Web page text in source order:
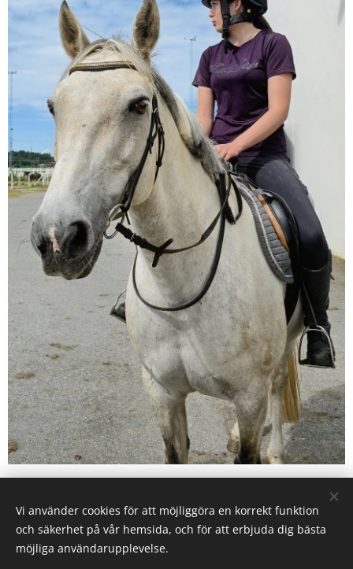
Karby Ridanläggning drivs av Ryttarcenter i Täby AB på
uppdrag avTäby Kommun.
Täby Ryttarcenter & Täby Ryttarsällskap
Vi använder cookies för att möjliggöra en korrekt funktion
och säkerhet på vår hemsida, och för att erbjuda dig bästa
möjliga användarupplevelse.